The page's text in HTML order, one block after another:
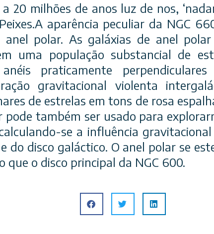
20 milhões de anos luz de nos,
aparência peculiar da NGC
anel polar. As galáxias de anel
uma população substancial de
praticamente
gravitacional violenta
de estrelas em tons de rosa
pode também ser usado para
se a influência
do disco galáctico. O anel polar se
que o disco principal da NGC 600.